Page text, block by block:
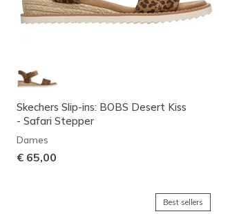
Skechers Slip-ins: BOBS Desert Kiss
- Safari Stepper
Dames
€ 65,00
Best sellers